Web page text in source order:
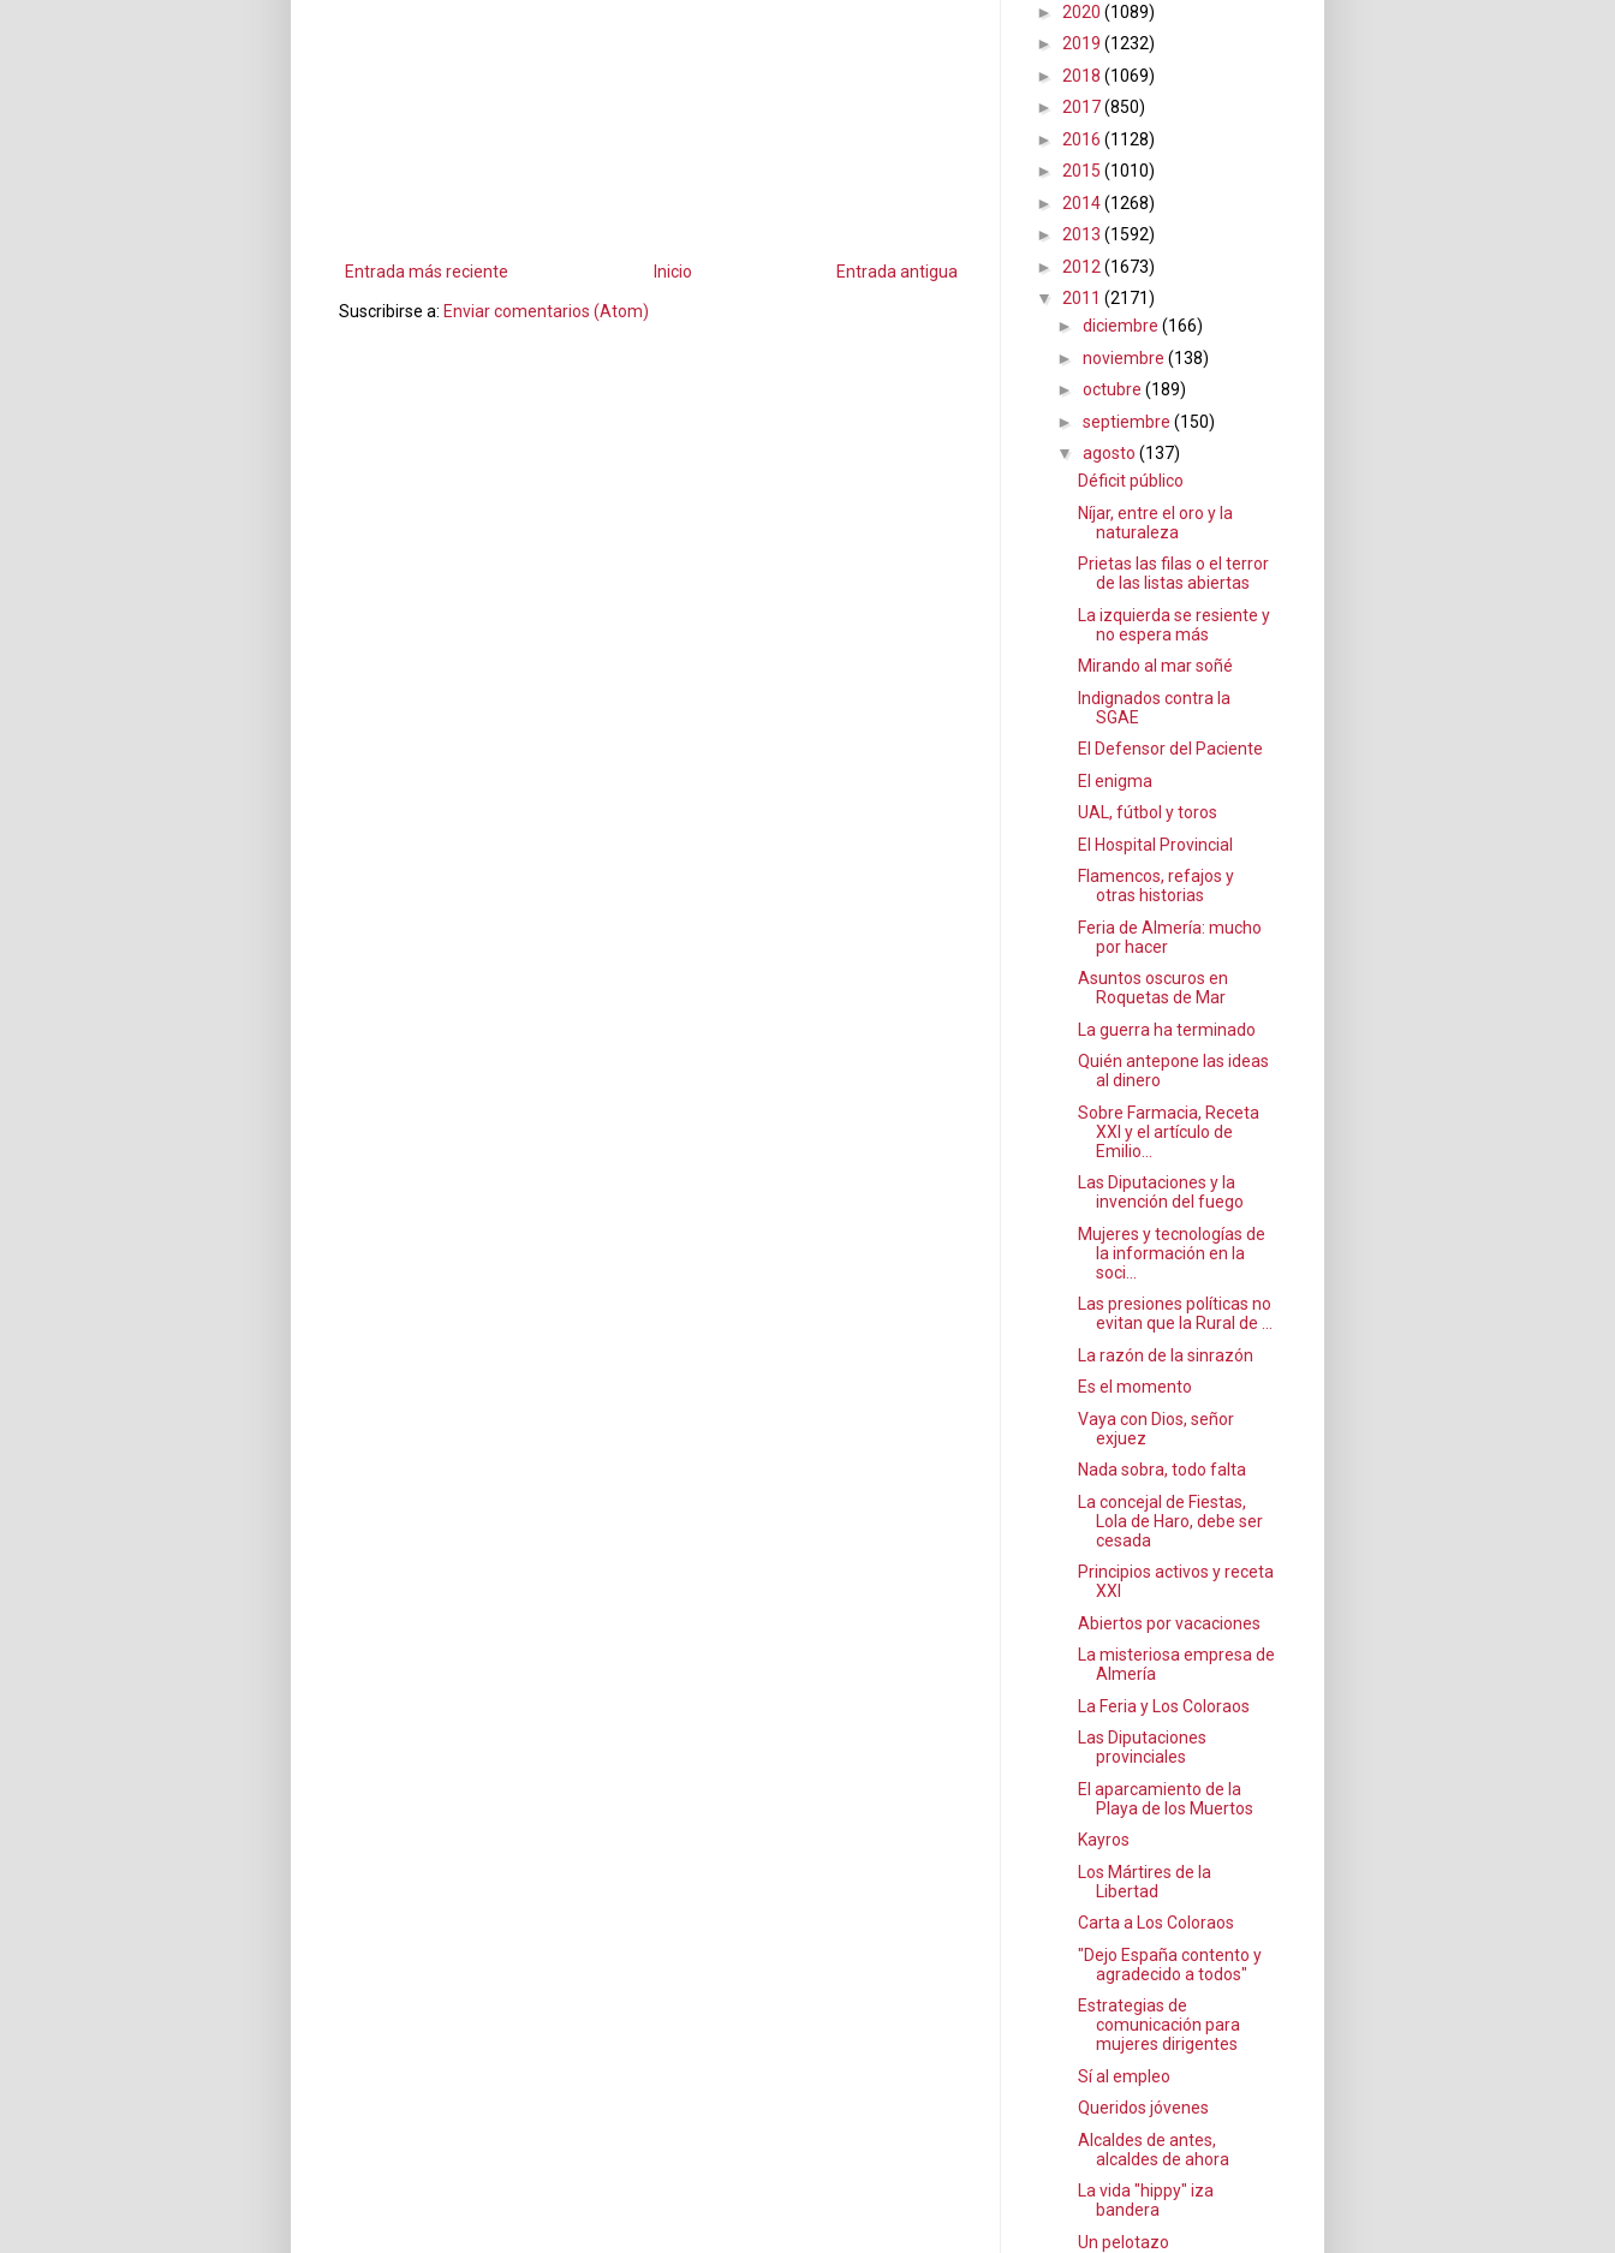
Entrada más reciente Entrada antigua
Inicio
Suscribirse a: Enviar comentarios (Atom)
► 2020 (1089)
► 2019 (1232)
► 2018 (1069)
► 2017(850)
► 2016 (1128)
► 2015 (1010)
► 2014(1268)
► 2013 (1592)
► 2012 (1673)
▼ 2011 (2171)
► diciembre (166)
► noviembre (138)
► octubre (189)
► septiembre (150)
▼ agosto (137)
Déficit público
Níjar, entre el oro y la
naturaleza
Prietas las filas o el terror
de las listas abiertas
La izquierda se resiente y
no espera más
Mirando al mar soñé
Indignados contra la
SGAE
El Defensor del Paciente
El enigma
UAL, fútbol y toros
El Hospital Provincial
Flamencos, refajos y
otras historias
Feria de Almería: mucho
por hacer
Asuntos oscuros en
Roquetas de Mar
La guerra ha terminado
Quién antepone las ideas
al dinero
Sobre Farmacia, Receta
XXI y el artículo de
Emilio...
Las Diputaciones y la
invención del fuego
Mujeres y tecnologías de
la información en la
soci...
Las presiones políticas no
evitan que la Rural de ...
La razón de la sinrazón
Es el momento
Vaya con Dios, señor
exjuez
Nada sobra, todo falta
La concejal de Fiestas,
Lola de Haro, debe ser
cesada
Principios activos y receta
XXI
Abiertos por vacaciones
La misteriosa empresa de
Almería
La Feria y Los Coloraos
Las Diputaciones
provinciales
El aparcamiento de la
Playa de los Muertos
Kayros
Los Mártires de la
Libertad
Carta a Los Coloraos
"Dejo España contento y
agradecido a todos"
Estrategias de
comunicación para
mujeres dirigentes
Sí al empleo
Queridos jóvenes
Alcaldes de antes,
alcaldes de ahora
La vida "hippy" iza
bandera
Un pelotazo